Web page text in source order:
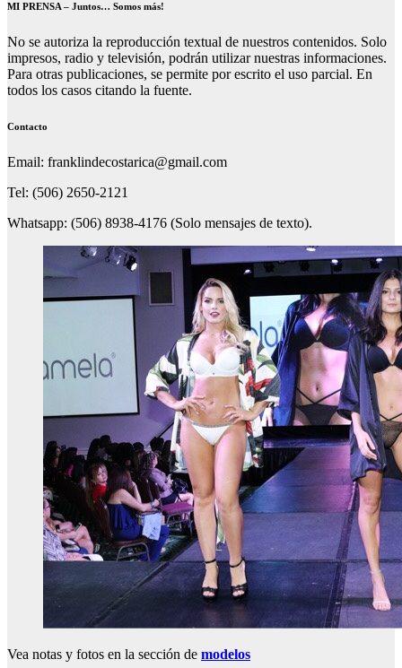
MI PRENSA – Juntos… Somos más!
No se autoriza la reproducción textual de nuestros contenidos. Solo
impresos, radio y televisión, podrán utilizar nuestras informaciones.
Para otras publicaciones, se permite por escrito el uso parcial. En
todos los casos citando la fuente.
Contacto
Email: franklindecostarica@gmail.com
Tel: (506) 2650-2121
Whatsapp: (506) 8938-4176 (Solo mensajes de texto).
Vea notas y fotos en la sección de modelos